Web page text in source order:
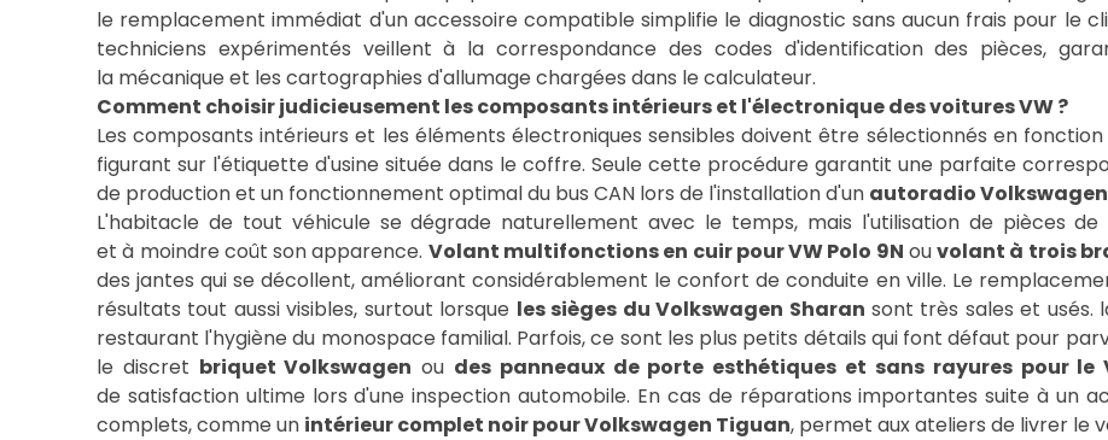
le remplacement immédiat d'un accessoire compatible simplifie le diagnostic sans aucun frais pour le
techniciens expérimentés veillent à la correspondance des codes d'identification des pièces,
la mécanique et les cartographies d'allumage chargées dans le calculateur.
Comment choisir judicieusement les composants intérieurs et l'électronique des voitures VW ?
Les composants intérieurs et les éléments électroniques sensibles doivent être sélectionnés en
figurant sur l'étiquette d'usine située dans le coffre. Seule cette procédure garantit une parfaite
de production et un fonctionnement optimal du bus CAN lors de l'installation d'un autoradio
L'habitacle de tout véhicule se dégrade naturellement avec le temps, mais l'utilisation de pièces
et à moindre coût son apparence. Volant multifonctions en cuir pour VW Polo 9N ouvolant à trois
des jantes qui se décollent, améliorant considérablement le confort de conduite en ville. Le
résultats tout aussi visibles, surtout lorsque les sièges du Volkswagen Sharan sont très sales et usés.
restaurant l'hygiène du monospace familial. Parfois, ce sont les plus petits détails qui font défaut pour
le discret briquet Volkswagen ou des panneaux de porte esthétiques et sans rayures pour le
de satisfaction ultime lors d'une inspection automobile. En cas de réparations importantes suite à un
complets, comme un intérieur complet noir pour Volkswagen Tiguan